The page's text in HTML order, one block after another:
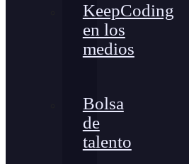
KeepCoding
en los
medios
Bolsa
de
talento